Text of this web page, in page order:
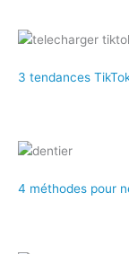
k
f
a
m
3 tendances
4 méthodes pour